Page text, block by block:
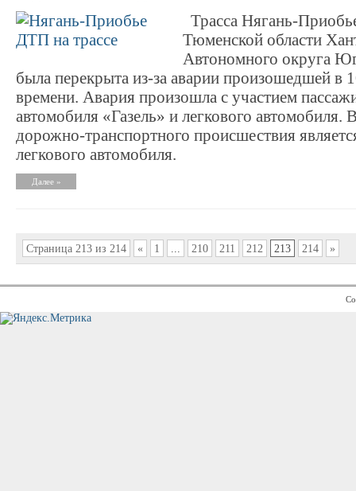
Трасса Нягань-
Тюменской области
Автономного округа
была перекрыта из-за аварии произошедшей в
времени. Авария произошла с участием
автомобиля «Газель» и легкового автомобиля.
дорожно-транспортного происшествия
легкового автомобиля.
Далее »
Страница 213 из 214 « 1 210 211 212 213 214 »